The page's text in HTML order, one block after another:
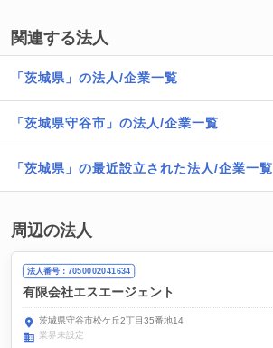
関連する法人
「茨城県」の法人/企業一覧
「茨城県守谷市」の法人/企業一覧
「茨城県」の最近設立された法人/企業一覧
周辺の法人
法人番号：7050002041634
有限会社エスエージェント
茨城県守谷市松ケ丘2丁目35番地14
業界未設定